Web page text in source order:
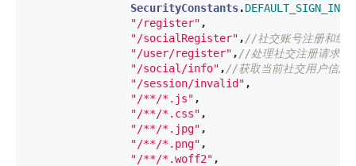
SecurityConstants.
"/register" ,
"/socialRegister" , //社交账号注册和绑
"/user/register" , //处理社交注册请求
"/social/info" , //获取当前社交用户信息
"/session/invalid" ,
"/**/*.js" ,
"/**/*.css" ,
"/**/*.jpg" ,
"/**/*.png" ,
"/**/*.woff2" ,